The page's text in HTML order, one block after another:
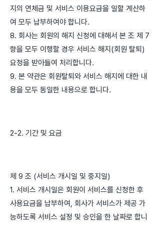
지의 연체금 및 서비스 이용요금을 일할 계산하
여 모두 납부하여야 합니다.
8. 회사는 회원의 해지 신청에 대해서 본 조 제 7
항을 모두 이행할 경우 서비스 해지(회원 탈퇴)
요청을 받아들여 처리합니다.
9. 본 약관은 회원탈퇴와 서비스 해지에 대한 내
용을 모두 동일한 내용으로 합니다.
2-2. 기간 및 요금
제 9 조 (서비스 개시일 및 중지일)
1. 서비스 개시일은 회원이 서비스를 신청한 후
사용요금을 납부하여, 회사가 서비스가 제공 가
능하도록 서비스 설정 및 승인을 한 날짜로 합니